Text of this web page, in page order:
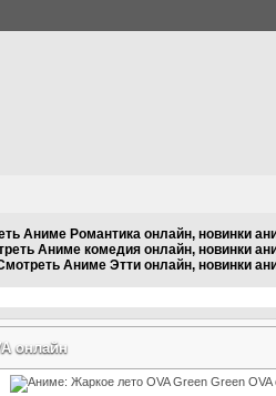
Аниме Романтика онлайн, новинки
Аниме комедия онлайн, новинки
Аниме Этти онлайн, новинки
онлайн